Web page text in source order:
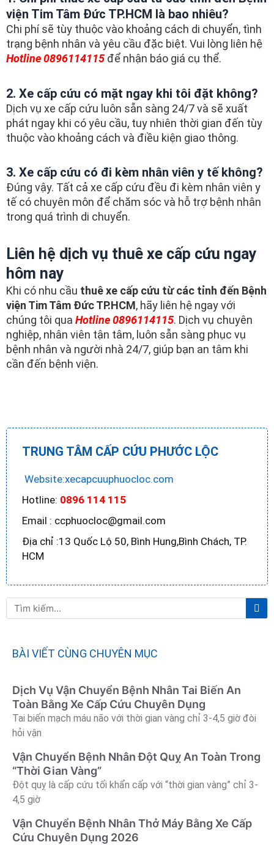
viện Tim Tâm Đức TP.HCM là bao nhiêu?
Chi phí sẽ tùy thuộc vào khoảng cách di chuyển, tình
trạng bệnh nhân và yêu cầu đặc biệt. Vui lòng liên hệ
Hotline 0896114115 để nhận báo giá cụ thể.
2. Xe cấp cứu có mặt ngay khi tôi đặt không?
Dịch vụ xe cấp cứu luôn sẵn sàng 24/7 và sẽ xuất
phát ngay khi có yêu cầu, tuy nhiên thời gian đến tùy
thuộc vào khoảng cách và điều kiện giao thông.
3. Xe cấp cứu có đi kèm nhân viên y tế không?
Đúng vậy. Tất cả xe cấp cứu đều đi kèm nhân viên y
tế có chuyên môn để chăm sóc và hỗ trợ bệnh nhân
trong quá trình di chuyển.
Liên hệ dịch vụ thuê xe cấp cứu ngay
hôm nay
Khi có nhu cầu thuê xe cấp cứu từ các tỉnh đến Bệnh
viện Tim Tâm Đức TP.HCM, hãy liên hệ ngay với
chúng tôi qua Hotline 0896114115. Dịch vụ chuyên
nghiệp, nhân viên tận tâm, luôn sẵn sàng phục vụ
bệnh nhân và người nhà 24/7, giúp bạn an tâm khi
cần đến bệnh viện.
TRUNG TÂM CẤP CỨU PHƯỚC LỘC
Website:xecapcuuphuocloc.com
Hotline: 0896 114 115
Email : ccphuocloc@gmail.com
Địa chỉ :13 Quốc Lộ 50, Bình Hung,Bình Chách, TP.
HCM
Tìm
kiếm
BÀI VIẾT CÙNG CHUYÊN MỤC
Dịch Vụ Vận Chuyển Bệnh Nhân Tai Biến An
Toàn Bằng Xe Cấp Cứu Chuyên Dụng
Tai biến mạch máu não với thời gian vàng chỉ 3-4,5 giờ đòi
hỏi vận
Vận Chuyển Bệnh Nhân Đột Quỵ An Toàn Trong
“Thời Gian Vàng”
Đột quỵ là cấp cứu tối khẩn cấp với “thời gian vàng” chỉ 3-
4,5 giờ
Vận Chuyển Bệnh Nhân Thở Máy Bằng Xe Cấp
Cứu Chuyên Dụng 2026